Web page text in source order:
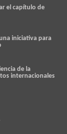
el capítulo de
iniciativa para
de la
internacionales